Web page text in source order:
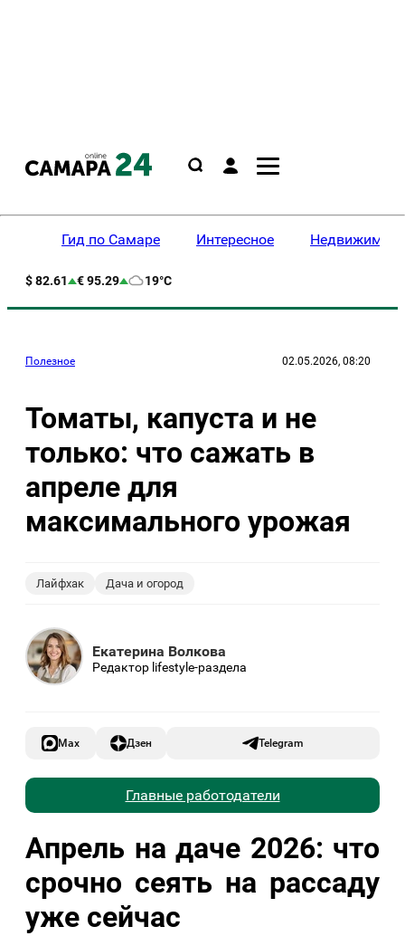
Гид по Самаре Интересное
$ 82.61 € 95.29 19°C
Полезное 02.05.2026, 08:20
Томаты, капуста и не
только: что сажать в
апреле для
максимального урожая
Лайфхак Дача и огород
Екатерина Волкова
Редактор lifestyle-раздела
Max Дзен Telegram
Главные работодатели
Апрель на даче 2026: что
срочно сеять на рассаду
уже сейчас